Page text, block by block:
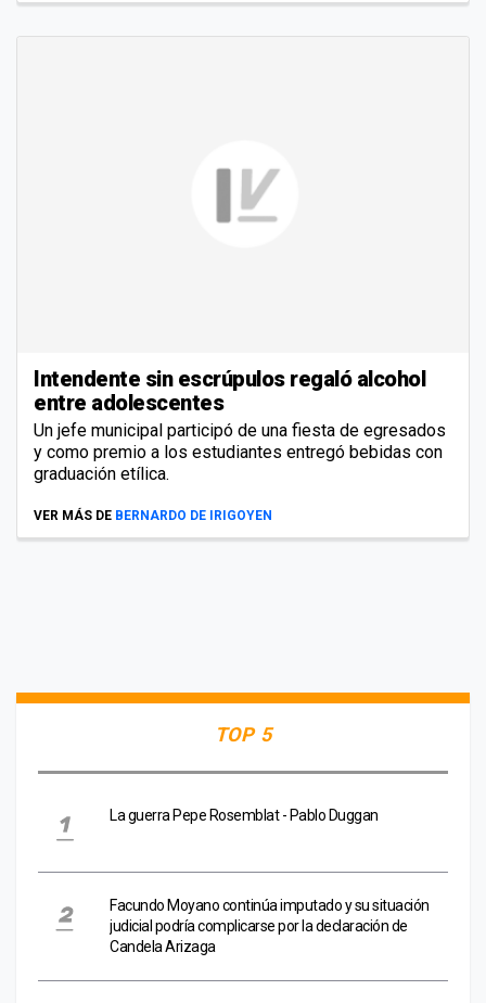
Intendente sin escrúpulos regaló alcohol
entre adolescentes
Un jefe municipal participó de una fiesta de egresados
y como premio a los estudiantes entregó bebidas con
graduación etílica.
VER MÁS DE BERNARDO DE IRIGOYEN
TOP 5
La guerra Pepe Rosemblat - Pablo Duggan
Facundo Moyano continúa imputado y su situación
judicial podría complicarse por la declaración de
Candela Arizaga